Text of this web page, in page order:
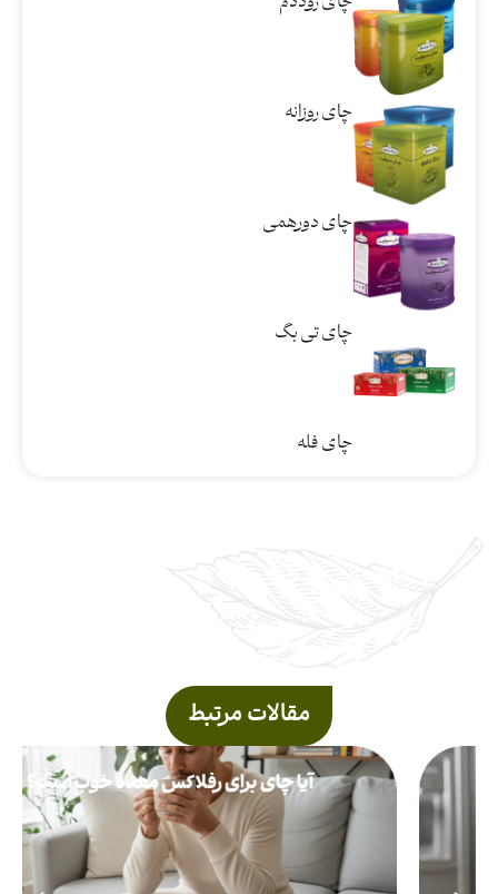
چای روزانه
چای دورهمی
چای تی بگ
چای فله
مقالات مرتبط
آیا چای برای رفلاکس معده خوب است؟